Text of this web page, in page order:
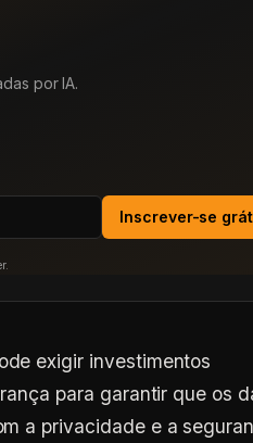
por IA.
Inscrever-se
exigir investimentos
para garantir que os
a privacidade e a